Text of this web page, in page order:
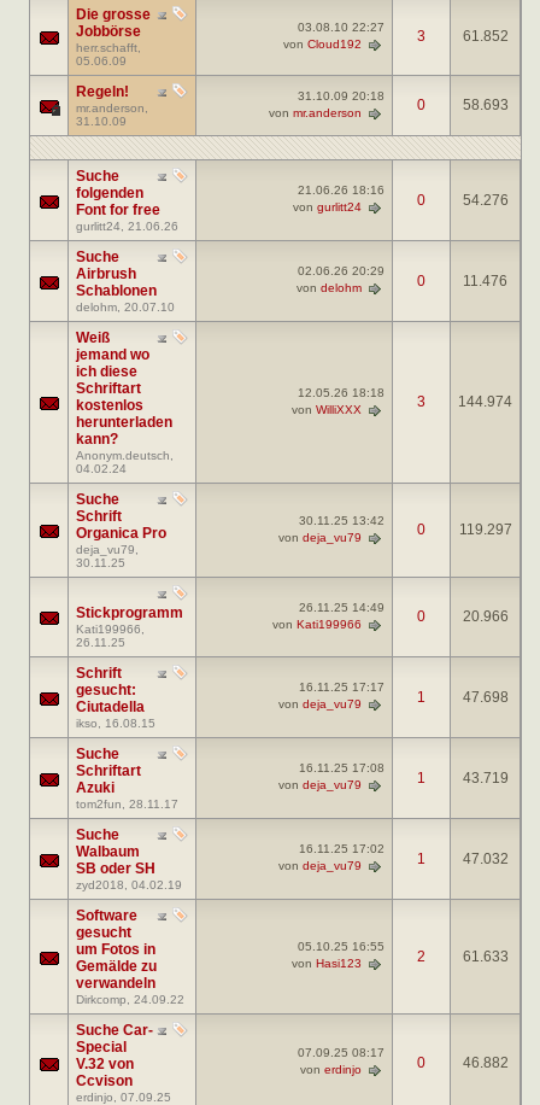
Die grosse
Jobbörse
herr.schafft
05.06.09
03.08.10 22:27
von Cloud192 3 61.852
Regeln!
mr.anderson
31.10.09
31.10.09 20:18
von mr.anderson 0 58.693
Suche
folgenden
Font for free
gurlitt24 , 21.06.26
21.06.26 18:16
von gurlitt24 0 54.276
Suche
Airbrush
Schablonen
delohm , 20.07.10
02.06.26 20:29
von delohm 0 11.476
Weiß
jemand wo
ich diese
Schriftart
kostenlos
herunterladen
kann?
Anonym.deutsch
04.02.24
12.05.26 18:18
von WilliXXX 3 144.974
Suche
Schrift
Organica Pro
deja_vu79
30.11.25
30.11.25 13:42
von deja_vu79 0 119.297
Stickprogramm
Kati199966
26.11.25
26.11.25 14:49
von Kati199966 0 20.966
Schrift
gesucht:
Ciutadella
ikso , 16.08.15
16.11.25 17:17
von deja_vu79 1 47.698
Suche
Schriftart
Azuki
tom2fun , 28.11.17
16.11.25 17:08
von deja_vu79 1 43.719
Suche
Walbaum
SB oder SH
zyd2018 , 04.02.19
16.11.25 17:02
von deja_vu79 1 47.032
Software
gesucht
um Fotos in
Gemälde zu
verwandeln
Dirkcomp , 24.09.22
05.10.25 16:55
von Hasi123 2 61.633
Suche Car-
Special
V.32 von
Ccvison
erdinjo , 07.09.25
07.09.25 08:17
von erdinjo 0 46.882